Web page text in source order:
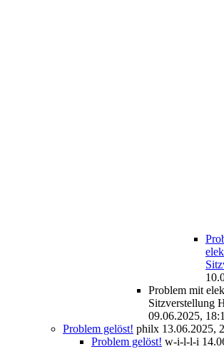
Problem mit
Sitzverstellung
09.06.2025,
Problem gelöst! philx 13.06.2025,
Problem gelöst! w-i-l-l-i